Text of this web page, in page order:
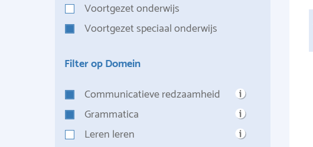
Voortgezet onderwijs
Voortgezet speciaal onderwijs
Filter op Domein
Communicatieve redzaamheid
Grammatica
Leren leren